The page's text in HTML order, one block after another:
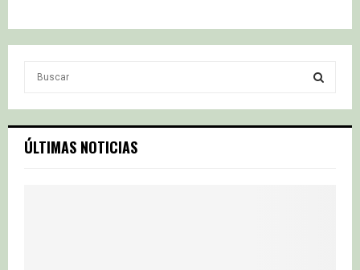
c
h
S
ÚLTIMAS NOTICIAS